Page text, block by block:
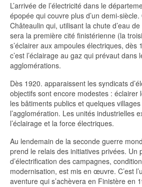
L’arrivée de l’électricité dans le
épopée qui couvre plus d’un demi-siècle.
Châteaulin qui, utilisant la chute d’eau
sera la première cité finistérienne (la
s’éclairer aux ampoules électriques, dès
c’est l’éclairage au gaz qui prévaut dans
agglomérations.
Dès 1920. apparaissent les syndicats
objectifs sont encore modestes : éclairer
les bâtiments publics et quelques
l’agglomération. Les unités industrielles
l’éclairage et la force électriques.
Au lendemain de la seconde guerre
prend le relais des initiatives privées. Un
d’électrification des campagnes,
modernisation, est mis en œuvre. C’est
aventure qui s’achèvera en Finistère en